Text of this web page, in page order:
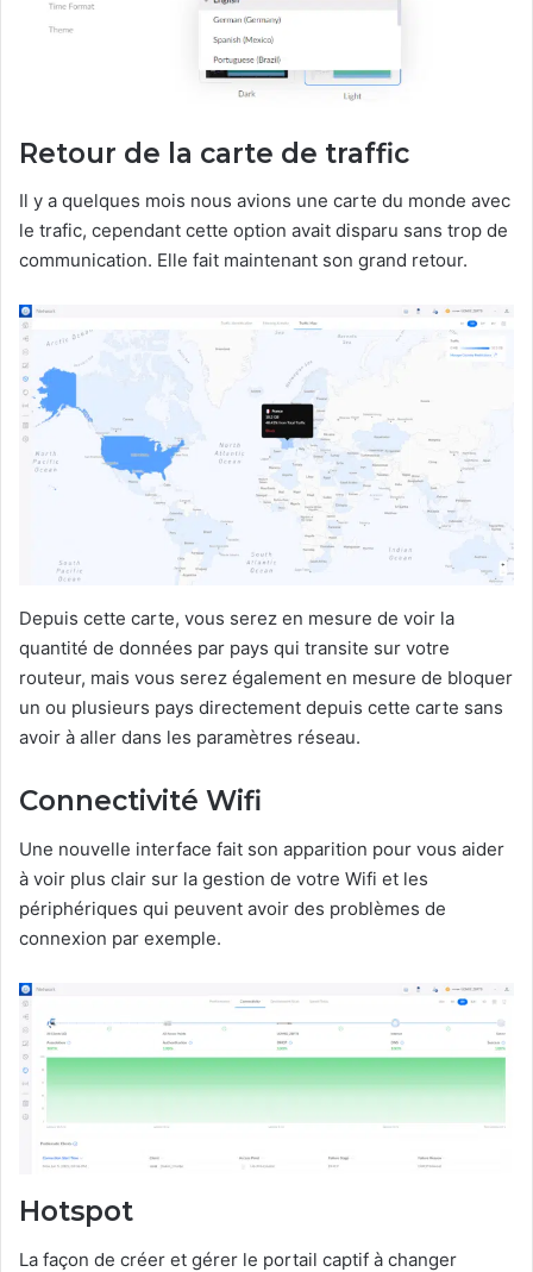
Retour de la carte de traffic
Il y a quelques mois nous avions une carte du monde avec
le trafic, cependant cette option avait disparu sans trop de
communication. Elle fait maintenant son grand retour.
Depuis cette carte, vous serez en mesure de voir la
quantité de données par pays qui transite sur votre
routeur, mais vous serez également en mesure de bloquer
un ou plusieurs pays directement depuis cette carte sans
avoir à aller dans les paramètres réseau.
Connectivité Wifi
Une nouvelle interface fait son apparition pour vous aider
à voir plus clair sur la gestion de votre Wifi et les
périphériques qui peuvent avoir des problèmes de
connexion par exemple.
Hotspot
La façon de créer et gérer le portail captif à changer